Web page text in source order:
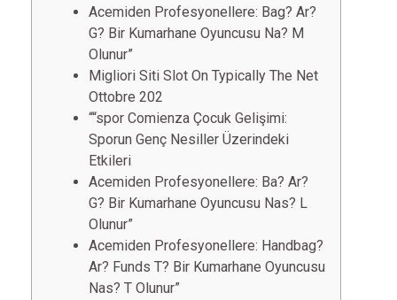
Acemiden Profesyonellere: Bag? Ar?
G? Bir Kumarhane Oyuncusu Na? M
Olunur”
Migliori Siti Slot On Typically The Net
Ottobre 202
““spor Comienza Çocuk Gelişimi:
Sporun Genç Nesiller Üzerindeki
Etkileri
Acemiden Profesyonellere: Ba? Ar?
G? Bir Kumarhane Oyuncusu Nas? L
Olunur”
Acemiden Profesyonellere: Handbag?
Ar? Funds T? Bir Kumarhane Oyuncusu
Nas? T Olunur”